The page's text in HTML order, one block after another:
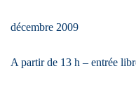
décembre 2009
A partir de 13 h – entrée